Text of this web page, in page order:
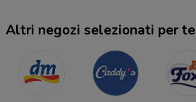
Altri negozi selezionati per te